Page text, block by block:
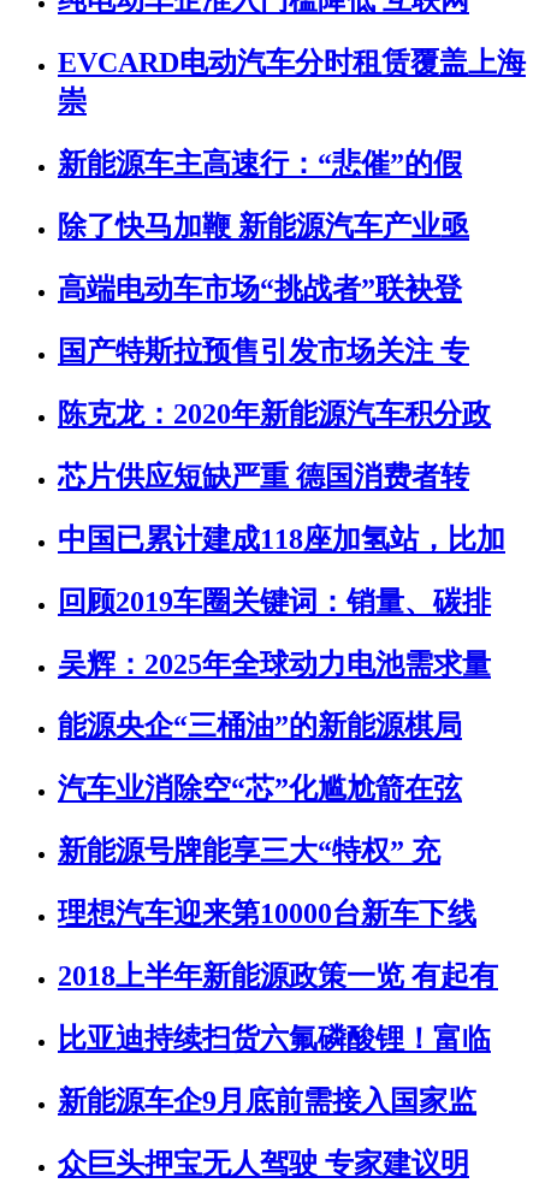
EVCARD电动汽车分时租赁覆盖上海
崇
新能源车主高速行：“悲催”的假
除了快马加鞭 新能源汽车产业亟
高端电动车市场“挑战者”联袂登
国产特斯拉预售引发市场关注 专
陈克龙：2020年新能源汽车积分政
芯片供应短缺严重 德国消费者转
中国已累计建成118座加氢站，比加
回顾2019车圈关键词：销量、碳排
吴辉：2025年全球动力电池需求量
能源央企“三桶油”的新能源棋局
汽车业消除空“芯”化尴尬箭在弦
新能源号牌能享三大“特权” 充
理想汽车迎来第10000台新车下线
2018上半年新能源政策一览 有起有
比亚迪持续扫货六氟磷酸锂！富临
新能源车企9月底前需接入国家监
众巨头押宝无人驾驶 专家建议明